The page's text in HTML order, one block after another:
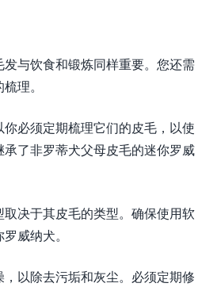
与饮食和锻炼同样重要。您还需
理。
必须定期梳理它们的皮毛，以使
了非罗蒂犬父母皮毛的迷你罗威
决于其皮毛的类型。确保使用软
威纳犬。
以除去污垢和灰尘。必须定期修